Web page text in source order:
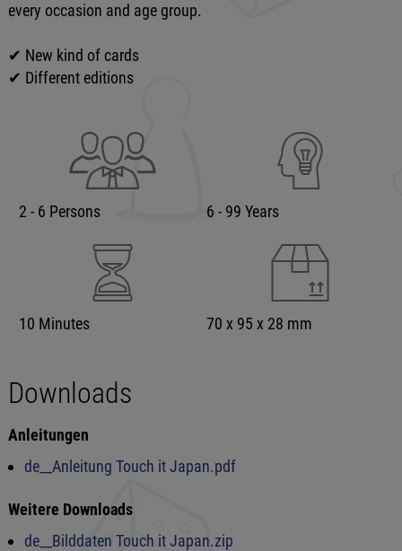
every occasion and age group.
✔ New kind of cards
✔ Different editions
2 - 6 Persons 6 - 99 Years
10 Minutes 70 x 95 x 28 mm
Downloads
Anleitungen
de__Anleitung Touch it Japan.pdf
Weitere Downloads
de__Bilddaten Touch it Japan.zip